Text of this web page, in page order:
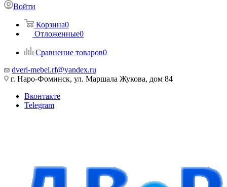
Войти
Корзина0
Отложенные0
Сравнение товаров0
dveri-mebel.rf@yandex.ru
г. Наро-Фоминск, ул. Маршала Жукова, дом 84
Вконтакте
Telegram